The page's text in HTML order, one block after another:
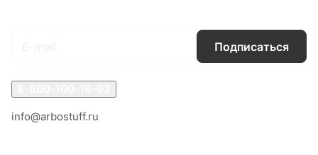
Подписаться
info@arbostuff.ru